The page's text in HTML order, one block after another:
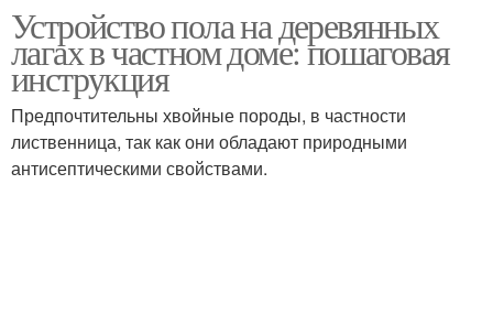
Лаги на основание Строительные лаги
Лаг в разных комнатах
Устройство пола на деревянных
лагах в частном доме: пошаговая
инструкция
Предпочтительны хвойные породы, в частности
лиственница, так как они обладают природными
антисептическими свойствами.